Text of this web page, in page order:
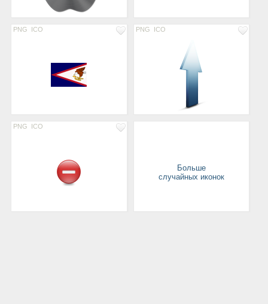
PNG ICO PNG ICO
PNG ICO
Больше
случайных иконок